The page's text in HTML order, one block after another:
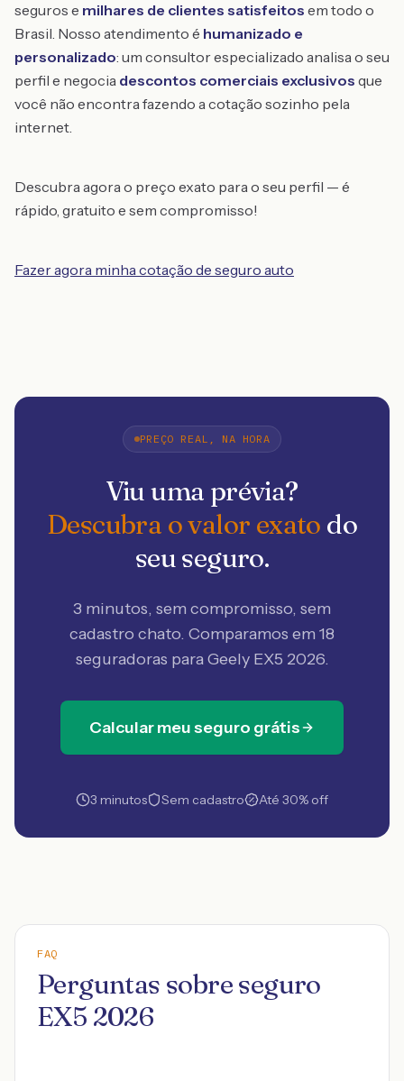
seguros e milhares de clientes satisfeitos em todo o
Brasil. Nosso atendimento é humanizado e
personalizado: um consultor especializado analisa o seu
perfil e negocia descontos comerciais exclusivos que
você não encontra fazendo a cotação sozinho pela
internet.
Descubra agora o preço exato para o seu perfil — é
rápido, gratuito e sem compromisso!
Fazer agora minha cotação de seguro auto
PREÇO REAL, NA HORA
Viu uma prévia?
Descubra o valor exato do
seu seguro.
3 minutos, sem compromisso, sem
cadastro chato. Comparamos em 18
seguradoras para Geely EX5 2026.
Calcular meu seguro grátis
3 minutos Sem cadastro Até 30% off
FAQ
Perguntas sobre seguro
EX5 2026